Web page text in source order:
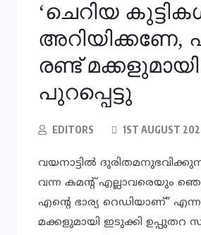
‘ചെറിയ
അറിയിക്കണേ,
രണ്ട്
പുറപ്പെട്ടു
EDITORS 1ST AUGUST
വയനാട്ടില്‍
വന്ന കമന്റ് എല്ലാവരെയും
എന്റെ ഭാര്യ റെഡിയാണ്”
മക്കളുമായി ഇടുക്കി ഉപ്പുതറ